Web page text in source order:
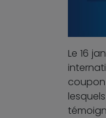
Le 16
coupon